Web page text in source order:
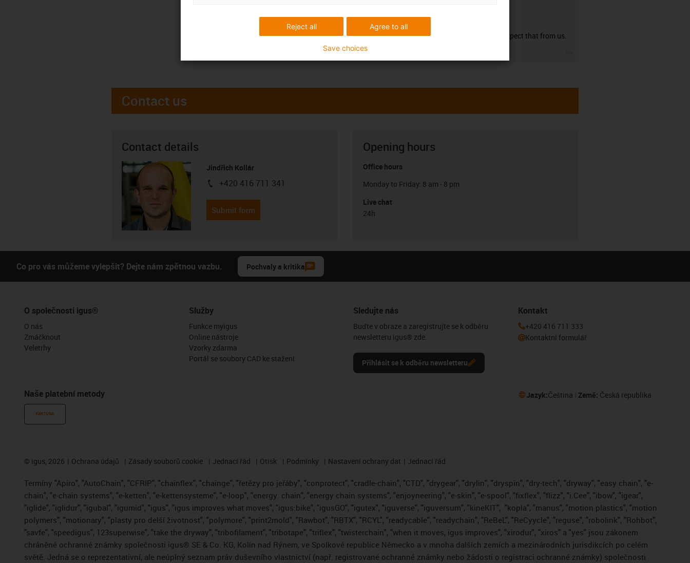
You can expect that from us.
Contact us
Contact details
Jindřich Kollár
igus-icon-phone
+420 416 711 341
Submit form
Opening hours
Office hours
Monday to Friday: 8 am - 8 pm
Live chat
24h
Co pro vás můžeme vylepšit? Dejte nám zpětnou vazbu. Pochvaly a kritika
O společnosti igus®
O nás
Zmáčknout
Veletrhy
Naše platební metody
FAKTURA
Služby
Funkce myigus
Online nástroje
Vzorky zdarma
Portál se soubory CAD ke stažení
Sledujte nás
Buďte v obraze a zaregistrujte se k odběru
newsletteru igus® zde.
Přihlásit se k odběru newsletteru
Kontakt
+420 416 711 333
Kontaktní formulář
Jazyk:Čeština Země: Česká republika
© igus, 2026 Ochrana údajů Zásady souborů cookie Jednací řád Otisk Podmínky Nastavení ochrany dat Jednací řád
Termíny "Apiro", "AutoChain", "CFRIP", "chainflex", "chainge", "řetězy pro jeřáby", "conprotect", "cradle-chain", "CTD", "drygear", "drylin", "dryspin", "dry-tech", "dryway", "easy chain", "e-
chain", "e-chain systems", "e-ketten", "e-kettensysteme", "e-loop", "energy chain", "energy chain systems", "enjoyneering", "e-skin", "e-spool", "fixflex", "flizz", "i.Cee", "ibow", "igear",
"iglide", "iglidur", "igubal", "igumid", "igus", "igus improves what moves", "igus:bike", "igusGO", "igutex", "iguverse", "iguversum", "kineKIT", "kopla", "manus", "motion plastics", "motion
polymers", "motionary", "plasty pro delší životnost", "polymore", "print2mold", "Rawbot", "RBTX", "RCYL", "readycable", "readychain", "ReBeL", "ReCyycle", "reguse", "robolink", "Rohbot",
"savfe", "speedigus", 123superwise", "take the dryway", "tribofilament", "tribotape", "triflex", "twisterchain", "when it moves, igus improves", "xirodur", "xiros" a "yes" jsou zákonem
chráněné ochranné známky společnosti igus® SE & Co. KG, Kolín nad Rýnem, ve Spolkové republice Německo a v mnoha dalších zemích a mezinárodních jurisdikcích po celém
světě. Jedná se o reprezentativní, ale neúplný seznam práv duševního vlastnictví (např. registrované ochranné známky nebo žádosti o registraci ochranné známky) společnosti
Agree to all
Reject all
Save choices